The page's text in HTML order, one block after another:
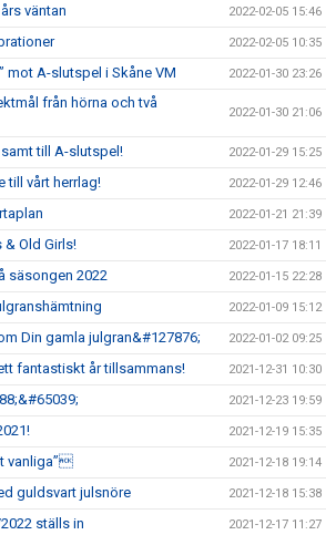
väntan 2022-02-05 15:46
2022-02-05 10:35
mot A-slutspel i Skåne VM 2022-01-30 23:26
från hörna och två
2022-01-30 21:06
till A-slutspel! 2022-01-29 15:25
till vårt herrlag! 2022-01-29 12:46
2022-01-21 21:39
Old Girls! 2022-01-17 18:11
säsongen 2022 2022-01-15 22:28
2022-01-09 15:12
Din gamla julgran&#127876; 2022-01-02 09:25
fantastiskt år tillsammans! 2021-12-31 10:30
2021-12-23 19:59
2021-12-19 15:35
vanliga” 2021-12-18 19:14
guldsvart julsnöre 2021-12-18 15:38
ställs in 2021-12-17 11:27